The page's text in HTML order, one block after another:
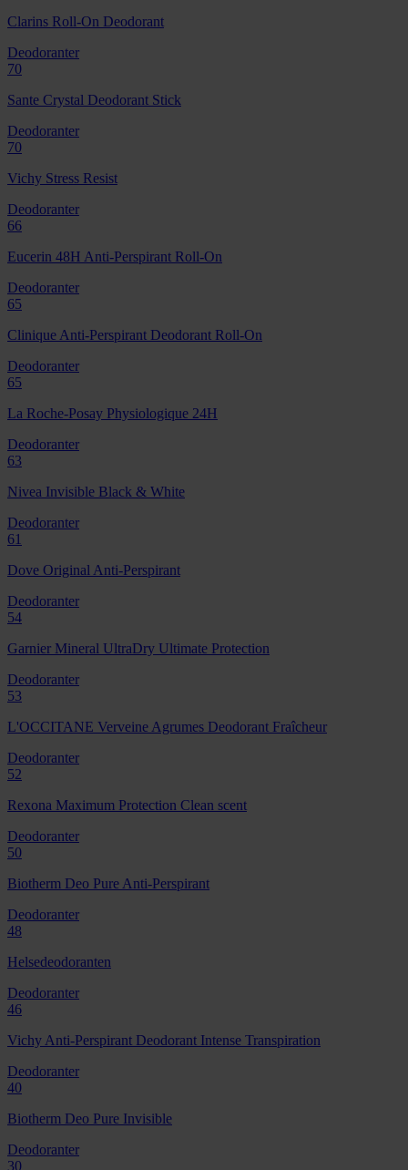
Clarins Roll-On Deodorant
Deodoranter
70
Sante Crystal Deodorant Stick
Deodoranter
70
Vichy Stress Resist
Deodoranter
66
Eucerin 48H Anti-Perspirant Roll-On
Deodoranter
65
Clinique Anti-Perspirant Deodorant Roll-On
Deodoranter
65
La Roche-Posay Physiologique 24H
Deodoranter
63
Nivea Invisible Black & White
Deodoranter
61
Dove Original Anti-Perspirant
Deodoranter
54
Garnier Mineral UltraDry Ultimate Protection
Deodoranter
53
L'OCCITANE Verveine Agrumes Deodorant Fraîcheur
Deodoranter
52
Rexona Maximum Protection Clean scent
Deodoranter
50
Biotherm Deo Pure Anti-Perspirant
Deodoranter
48
Helsedeodoranten
Deodoranter
46
Vichy Anti-Perspirant Deodorant Intense Transpiration
Deodoranter
40
Biotherm Deo Pure Invisible
Deodoranter
30